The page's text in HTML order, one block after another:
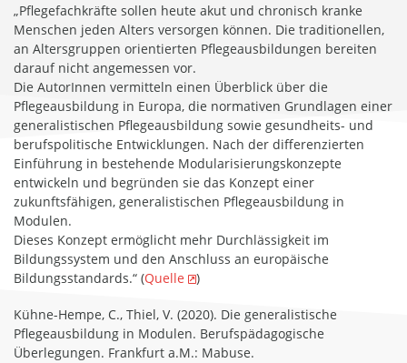
„Pflegefachkräfte sollen heute akut und chronisch kranke
Menschen jeden Alters versorgen können. Die traditionellen,
an Altersgruppen orientierten Pflegeausbildungen bereiten
darauf nicht angemessen vor.
Die AutorInnen vermitteln einen Überblick über die
Pflegeausbildung in Europa, die normativen Grundlagen einer
generalistischen Pflegeausbildung sowie gesundheits- und
berufspolitische Entwicklungen. Nach der differenzierten
Einführung in bestehende Modularisierungskonzepte
entwickeln und begründen sie das Konzept einer
zukunftsfähigen, generalistischen Pflegeausbildung in
Modulen.
Dieses Konzept ermöglicht mehr Durchlässigkeit im
Bildungssystem und den Anschluss an europäische
Bildungsstandards.“ (Quelle )
Kühne-Hempe, C., Thiel, V. (2020). Die generalistische
Pflegeausbildung in Modulen. Berufspädagogische
Überlegungen. Frankfurt a.M.: Mabuse.